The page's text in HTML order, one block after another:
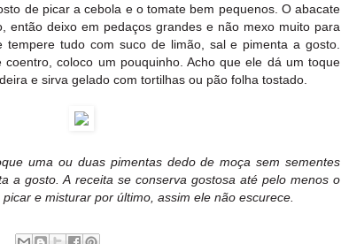
de picar a cebola e o tomate bem pequenos. O abacate
então deixo em pedaços grandes e não mexo muito para
tempere tudo com suco de limão, sal e pimenta a gosto.
coloco um pouquinho. Acho que ele dá um toque
e sirva gelado com tortilhas ou pão folha tostado.
uma ou duas pimentas dedo de moça sem sementes
a gosto. A receita se conserva gostosa até pelo menos o
e misturar por último, assim ele não escurece.